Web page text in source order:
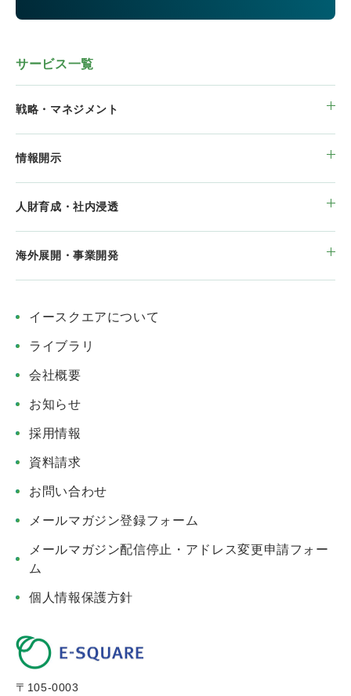
サービス一覧
戦略・マネジメント
情報開示
人財育成・社内浸透
海外展開・事業開発
イースクエアについて
ライブラリ
会社概要
お知らせ
採用情報
資料請求
お問い合わせ
メールマガジン登録フォーム
メールマガジン配信停止・アドレス変更申請フォー
ム
個人情報保護方針
〒105-0003